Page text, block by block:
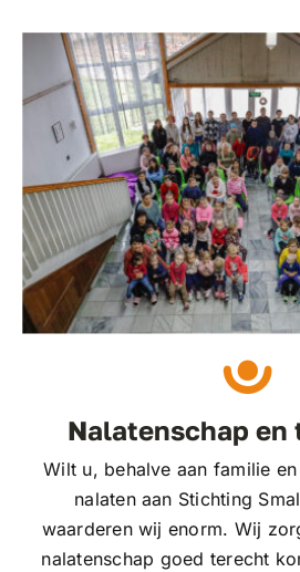
Nalatenschap en
Wilt u, behalve aan familie
nalaten aan Stichting
waarderen wij enorm. Wij
nalatenschap goed terecht